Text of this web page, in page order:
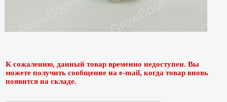
К сожалению, данный товар временно недоступен. Вы
можете получить сообщение на e-mail, когда товар вновь
появится на складе.